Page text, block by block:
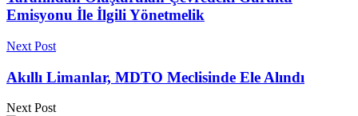
Emisyonu İle İlgili Yönetmelik
Next Post
Akıllı Limanlar, MDTO Meclisinde Ele Alındı
Next Post